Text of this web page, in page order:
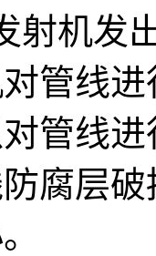
射机发
对管线
管线
腐层